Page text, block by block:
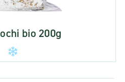
bio 200g